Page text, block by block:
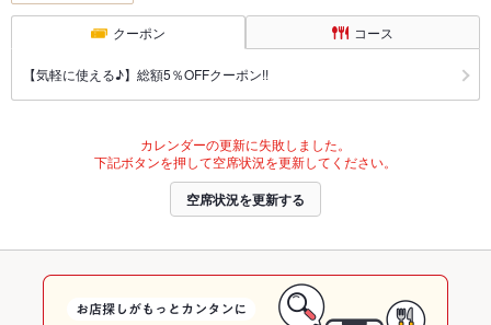
クーポン コース
【気軽に使える♪】総額5％OFFクーポン!!
カレンダーの更新に失敗しました。
下記ボタンを押して空席状況を更新してください。
空席状況を更新する